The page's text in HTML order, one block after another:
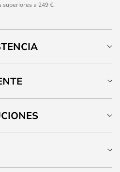
superiores a 249 €.